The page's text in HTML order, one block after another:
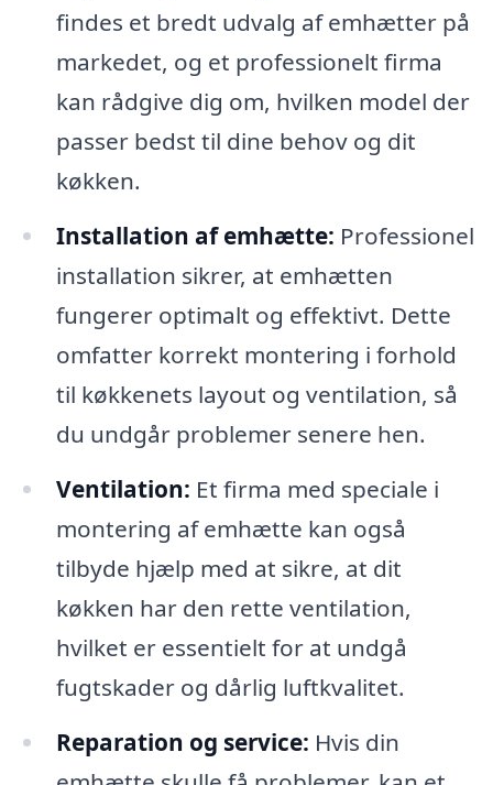
findes et bredt udvalg af emhætter på
markedet, og et professionelt firma
kan rådgive dig om, hvilken model der
passer bedst til dine behov og dit
køkken.
Installation af emhætte: Professionel
installation sikrer, at emhætten
fungerer optimalt og effektivt. Dette
omfatter korrekt montering i forhold
til køkkenets layout og ventilation, så
du undgår problemer senere hen.
Ventilation: Et firma med speciale i
montering af emhætte kan også
tilbyde hjælp med at sikre, at dit
køkken har den rette ventilation,
hvilket er essentielt for at undgå
fugtskader og dårlig luftkvalitet.
Reparation og service: Hvis din